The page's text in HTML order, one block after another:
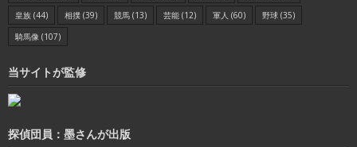
皇族 (44) 相撲 (39) 競馬 (13) 芸能 (12) 軍人 (60) 野球 (35)
騎馬像 (107)
当サイトが監修
探偵団員：墨さんが出版